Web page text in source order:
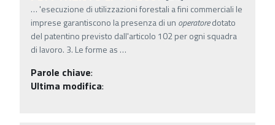
… 'esecuzione di utilizzazioni forestali a fini commerciali le
imprese garantiscono la presenza di un operatoredotato
del patentino previsto dall'articolo 102 per ogni squadra
di lavoro. 3. Le forme as …
Parole chiave:
Ultima modifica: